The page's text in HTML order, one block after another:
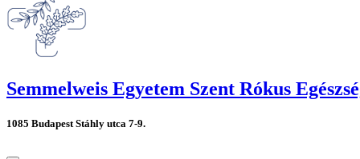
Semmelweis Egyetem Szent Rókus
1085 Budapest Stáhly utca 7-9.